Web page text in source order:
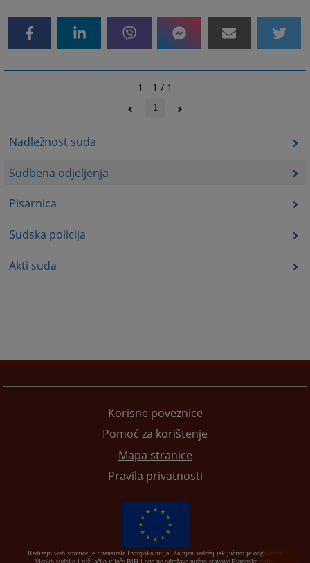
Nadležnost suda
Sudbena odjeljenja
Pisarnica
Sudska policija
Akti suda
1 - 1 / 1
1
Korisne poveznice
Pomoć za korištenje
Mapa stranice
Pravila privatnosti
Redizajn web stranice je finansirala Evropska unija. Za njen sadržaj isključivo je odgovorno
Visoko sudsko i tužilačko vijeće BiH i ona ne odražava nužno stavove Evropske unije.